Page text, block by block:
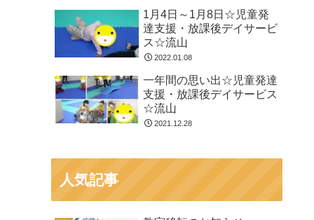
1月4日～1月8日☆児童発
達支援・放課後デイサービ
ス☆流山
2022.01.08
一年間の思い出☆児童発達
支援・放課後デイサービス
☆流山
2021.12.28
人気記事